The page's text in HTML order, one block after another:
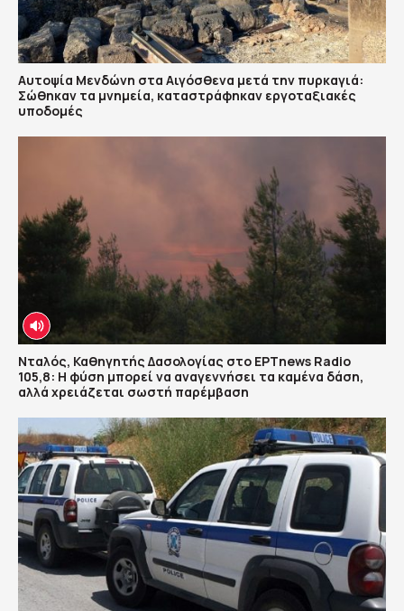
Αυτοψία Μενδώνη στα Αιγόσθενα μετά την πυρκαγιά:
Σώθηκαν τα μνημεία, καταστράφηκαν εργοταξιακές
υποδομές
Νταλός, Καθηγητής Δασολογίας στο ΕΡΤnews Radio
105,8: Η φύση μπορεί να αναγεννήσει τα καμένα δάση,
αλλά χρειάζεται σωστή παρέμβαση